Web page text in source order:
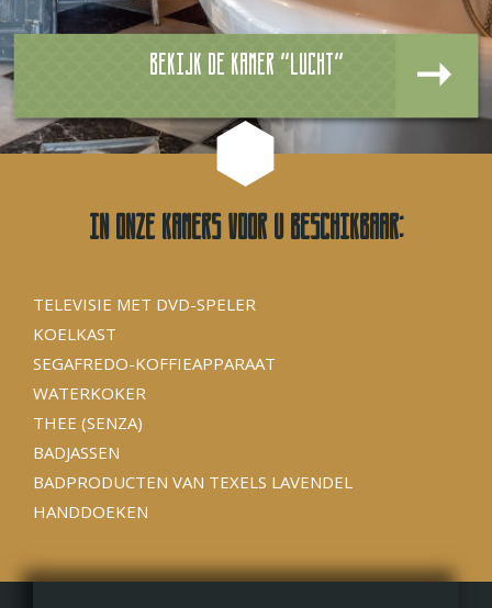
Bekijk de kamer "Lucht"
In onze kamers voor u beschikbaar:
TELEVISIE MET DVD-SPELER
KOELKAST
SEGAFREDO-KOFFIEAPPARAAT
WATERKOKER
THEE (SENZA)
BADJASSEN
BADPRODUCTEN VAN TEXELS LAVENDEL
HANDDOEKEN